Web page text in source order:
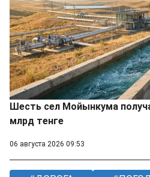
Шесть сел Мойынкума
млрд тенге
06 августа 2026 09:53